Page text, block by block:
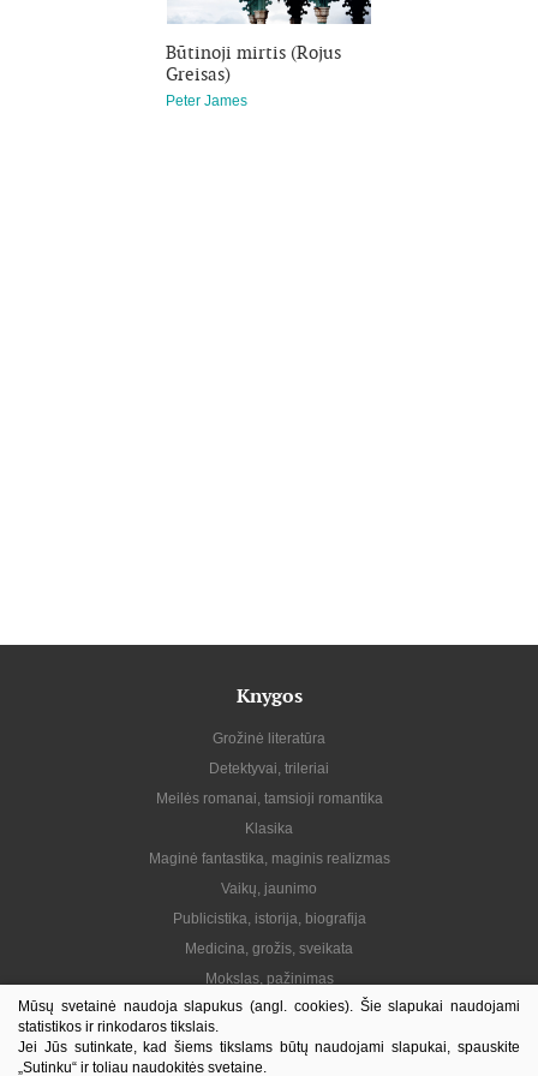
Būtinoji mirtis (Rojus
Greisas)
Peter James
Knygos
Grožinė literatūra
Detektyvai, trileriai
Meilės romanai, tamsioji romantika
Klasika
Maginė fantastika, maginis realizmas
Vaikų, jaunimo
Publicistika, istorija, biografija
Medicina, grožis, sveikata
Mokslas, pažinimas
Praktinė, gyvenimo būdas
Lietuvių autoriai
El. knygos
Mūsų svetainė naudoja slapukus (angl. cookies). Šie slapukai naudojami
statistikos ir rinkodaros tikslais.
Jei Jūs sutinkate, kad šiems tikslams būtų naudojami slapukai, spauskite
„Sutinku“ ir toliau naudokitės svetaine.